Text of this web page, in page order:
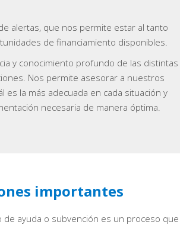
alertas, que nos permite estar al tanto
de financiamiento disponibles.
y conocimiento profundo de las distintas
Nos permite asesorar a nuestros
es la más adecuada en cada situación y
necesaria de manera óptima.
importantes
ayuda o subvención es un proceso que